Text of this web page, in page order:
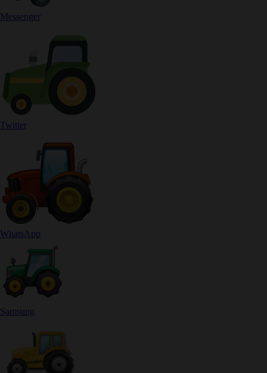
Messenger
Twitter
WhatsApp
Samsung